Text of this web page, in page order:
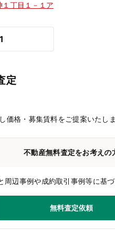
丁目１－１ア
定
価格・募集賃料をご提案いたしま
不動産無料査定をお考えの
辺事例や成約取引事例等に基
無料査定依頼